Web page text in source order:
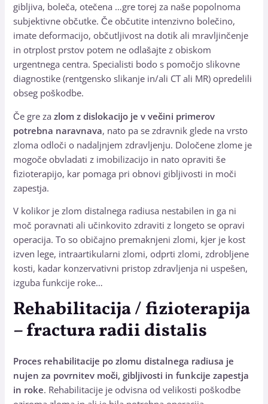
gibljiva, boleča, otečena …gre torej za naše popolnoma
subjektivne občutke. Če občutite intenzivno bolečino,
imate deformacijo, občutljivost na dotik ali mravljinčenje
in otrplost prstov potem ne odlašajte z obiskom
urgentnega centra. Specialisti bodo s pomočjo slikovne
diagnostike (rentgensko slikanje in/ali CT ali MR) opredelili
obseg poškodbe.
Če gre zazlom z dislokacijo je v večini primerov
potrebna naravnava, nato pa se zdravnik glede na vrsto
zloma odloči o nadaljnjem zdravljenju. Določene zlome je
mogoče obvladati z imobilizacijo in nato opraviti še
fizioterapijo, kar pomaga pri obnovi gibljivosti in moči
zapestja.
V kolikor je zlom distalnega radiusa nestabilen in ga ni
moč poravnati ali učinkovito zdraviti z longeto se opravi
operacija. To so običajno premaknjeni zlomi, kjer je kost
izven lege, intraartikularni zlomi, odprti zlomi, zdrobljene
kosti, kadar konzervativni pristop zdravljenja ni uspešen,
izguba funkcije roke…
Rehabilitacija / fizioterapija
– fractura radii distalis
Proces rehabilitacije po zlomu distalnega radiusa je
nujen za povrnitev moči, gibljivosti in funkcije zapestja
in roke. Rehabilitacije je odvisna od velikosti poškodbe